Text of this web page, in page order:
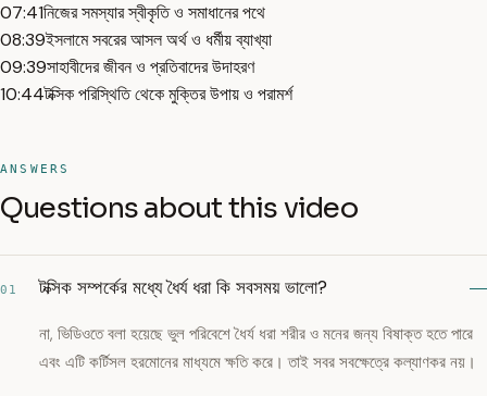
07:41নিজের সমস্যার স্বীকৃতি ও সমাধানের পথে
08:39ইসলামে সবরের আসল অর্থ ও ধর্মীয় ব্যাখ্যা
09:39সাহাবীদের জীবন ও প্রতিবাদের উদাহরণ
10:44টক্সিক পরিস্থিতি থেকে মুক্তির উপায় ও পরামর্শ
ANSWERS
Questions about this video
01 টক্সিক সম্পর্কের মধ্যে ধৈর্য ধরা কি সবসময় ভালো?
না, ভিডিওতে বলা হয়েছে ভুল পরিবেশে ধৈর্য ধরা শরীর ও মনের জন্য বিষাক্ত হতে পারে
এবং এটি কর্টিসল হরমোনের মাধ্যমে ক্ষতি করে। তাই সবর সবক্ষেত্রে কল্যাণকর নয়।